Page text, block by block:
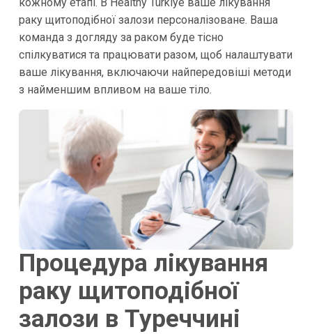
кожному етапі. В Healthy Türkiye ваше лікування
раку щитоподібної залози персоналізоване. Ваша
команда з догляду за раком буде тісно
спілкуватися та працювати разом, щоб налаштувати
ваше лікування, включаючи найпередовіші методи
з найменшим впливом на ваше тіло.
Процедура лікування
раку щитоподібної
залози в Туреччині